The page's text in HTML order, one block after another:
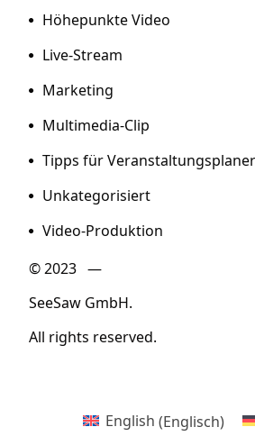
Höhepunkte Video
Live-Stream
Marketing
Multimedia-Clip
Tipps für Veranstaltungsplaner
Unkategorisiert
Video-Produktion
© 2023 —
SeeSaw GmbH.
All rights reserved.
English (Englisch)